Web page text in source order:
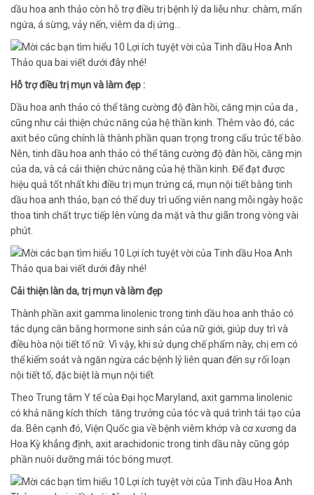
dầu hoa anh thảo còn hỗ trợ điều trị bệnh lý da liễu như: chàm, mẩn
ngứa, á sừng, vảy nến, viêm da dị ứng…
Hỗ trợ điều trị mụn và làm đẹp :
Dầu hoa anh thảo có thể tăng cường độ đàn hồi, căng mịn của da ,
cũng như cải thiện chức năng của hệ thần kinh. Thêm vào đó, các
axit béo cũng chính là thành phần quan trọng trong cấu trúc tế bào.
Nên, tinh dầu hoa anh thảo có thể tăng cường độ đàn hồi, căng mịn
của da, và cả cải thiện chức năng của hệ thần kinh. Để đạt được
hiệu quả tốt nhất khi điều trị mụn trứng cá, mụn nội tiết bằng tinh
dầu hoa anh thảo, bạn có thể duy trì uống viên nang mỗi ngày hoặc
thoa tinh chất trực tiếp lên vùng da mặt và thư giãn trong vòng vài
phút.
Cải thiện làn da, trị mụn và làm đẹp
Thành phần axit gamma linolenic trong tinh dầu hoa anh thảo có
tác dụng cân bằng hormone sinh sản của nữ giới, giúp duy trì và
điều hòa nội tiết tố nữ. Vì vậy, khi sử dụng chế phẩm này, chị em có
thể kiểm soát và ngăn ngừa các bệnh lý liên quan đến sự rối loạn
nội tiết tố, đặc biệt là mụn nội tiết.
Theo Trung tâm Y tế của Đại học Maryland, axit gamma linolenic
có khả năng kích thích tăng trưởng của tóc và quá trình tái tạo của
da. Bên cạnh đó, Viện Quốc gia về bệnh viêm khớp và cơ xương da
Hoa Kỳ khẳng định, axit arachidonic trong tinh dầu này cũng góp
phần nuôi dưỡng mái tóc bóng mượt.